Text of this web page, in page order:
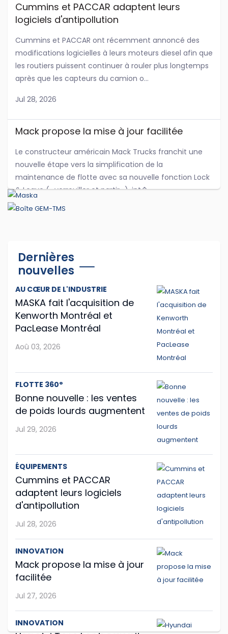
Cummins et PACCAR adaptent leurs
logiciels d'antipollution
Cummins et PACCAR ont récemment annoncé des
modifications logicielles à leurs moteurs diesel afin que
les routiers puissent continuer à rouler plus longtemps
après que les capteurs du camion o...
Jul 28, 2026
Mack propose la mise à jour facilitée
Le constructeur américain Mack Trucks franchit une
nouvelle étape vers la simplification de la
maintenance de flotte avec sa nouvelle fonction Lock
& Leave (« verrouiller et partir »), int�...
Jul 27, 2026
ses camions à hydrogène
Même si le démarrage semble un peu laborieux,
l'entreprise sud-coréenne Hyundai Translead poursuit
son expansion.
...
Jul 24, 2026
Les Volvo VNL et VNR électriques joignent
American Truck Simulator
Si vous êtes amateur de jeux vidéo sur le camionnage
ou de formation par informatique, vous serez peut-
être intéressé par American Truck Simulator, d'autant
Jul 23, 2026
Dernières
nouvelles
AU CŒUR DE L'INDUSTRIE
MASKA fait l'acquisition de
Kenworth Montréal et
PacLease Montréal
Aoû 03, 2026
FLOTTE 360°
Bonne nouvelle : les ventes
de poids lourds augmentent
Jul 29, 2026
ÉQUIPEMENTS
Cummins et PACCAR
adaptent leurs logiciels
d'antipollution
Jul 28, 2026
INNOVATION
Mack propose la mise à jour
facilitée
Jul 27, 2026
INNOVATION